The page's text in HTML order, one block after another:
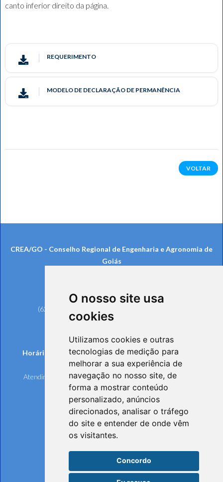
O nosso site usa
cookies
Utilizamos cookies e outras
tecnologias de medição para
melhorar a sua experiência de
navegação no nosso site, de
forma a mostrar conteúdo
personalizado, anúncios
direcionados, analisar o tráfego
do site e entender de onde vêm
os visitantes.
Concordo
canto inferior direito da página.
REQUERIMENTO
MODELO DE DECLARAÇÃO DE PERMANÊNCIA
VOLTAR
CREA/GO - Conselho Regional de Engenharia e Agronomia de
Goiás
Telefones:
(62) 3221-6200 (Goiânia e Região Metropolitana)
0800 642 6598 (Demais Localidades)
Horários de funcionamento de Segunda à Sexta-feira:
Atendimento Online e Telefônico: 8h às 17h
Atendimento Presencial: 8h às 17h, mediante agendamento